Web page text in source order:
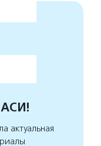
АСИ!
актуальная